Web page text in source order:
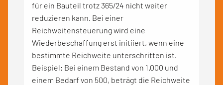
für ein Bauteil trotz 365/24 nicht weiter
reduzieren kann. Bei einer
Reichweitensteuerung wird eine
Wiederbeschaffung erst initiiert, wenn eine
bestimmte Reichweite unterschritten ist.
Beispiel: Bei einem Bestand von 1.000 und
einem Bedarf von 500, beträgt die Reichweite